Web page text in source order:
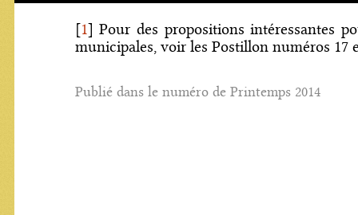
[ 1]Pour des propositions intéressantes
municipales, voir les Postillon numéros 17
Publié dans le numéro de Printemps 2014